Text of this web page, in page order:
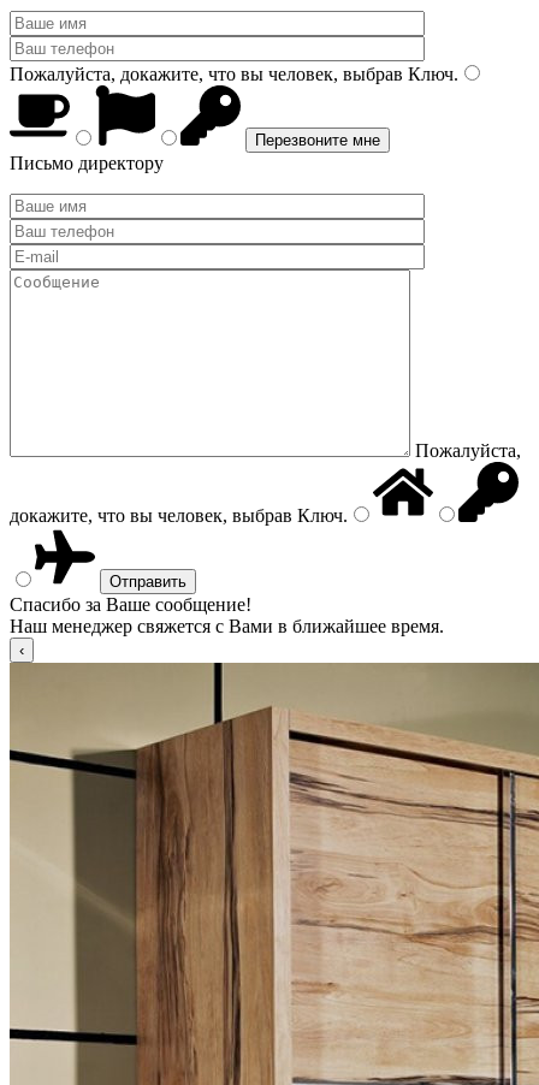
Пожалуйста, докажите, что вы человек, выбрав Ключ.
Письмо директору
Пожалуйста,
докажите, что вы человек, выбрав Ключ.
Спасибо за Ваше сообщение!
Наш менеджер свяжется с Вами в ближайшее время.